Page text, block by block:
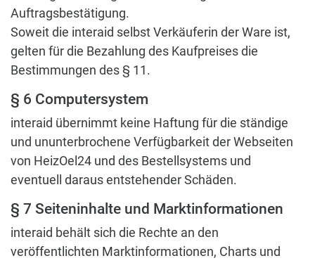
Auftragsbestätigung.
Soweit die interaid selbst Verkäuferin der Ware ist,
gelten für die Bezahlung des Kaufpreises die
Bestimmungen des § 11.
§ 6 Computersystem
interaid übernimmt keine Haftung für die ständige
und ununterbrochene Verfügbarkeit der Webseiten
von HeizOel24 und des Bestellsystems und
eventuell daraus entstehender Schäden.
§ 7 Seiteninhalte und Marktinformationen
interaid behält sich die Rechte an den
veröffentlichten Marktinformationen, Charts und